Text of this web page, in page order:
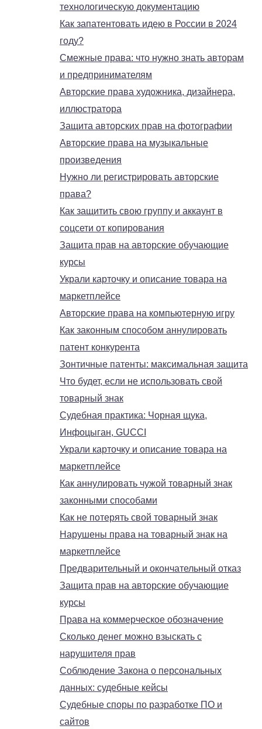
технологическую документацию
Как запатентовать идею в России в 2024
году?
Смежные права: что нужно знать авторам
и предпринимателям
Авторские права художника, дизайнера,
иллюстратора
Защита авторских прав на фотографии
Авторские права на музыкальные
произведения
Нужно ли регистрировать авторские
права?
Как защитить свою группу и аккаунт в
соцсети от копирования
Защита прав на авторские обучающие
курсы
Украли карточку и описание товара на
маркетплейсе
Авторские права на компьютерную игру
Как законным способом аннулировать
патент конкурента
Зонтичные патенты: максимальная защита
Что будет, если не использовать свой
товарный знак
Судебная практика: Чорная щука,
Инфоцыган, GUCCI
Украли карточку и описание товара на
маркетплейсе
Как аннулировать чужой товарный знак
законными способами
Как не потерять свой товарный знак
Нарушены права на товарный знак на
маркетплейсе
Предварительный и окончательный отказ
Защита прав на авторские обучающие
курсы
Права на коммерческое обозначение
Сколько денег можно взыскать с
нарушителя прав
Соблюдение Закона о персональных
данных: судебные кейсы
Судебные споры по разработке ПО и
сайтов